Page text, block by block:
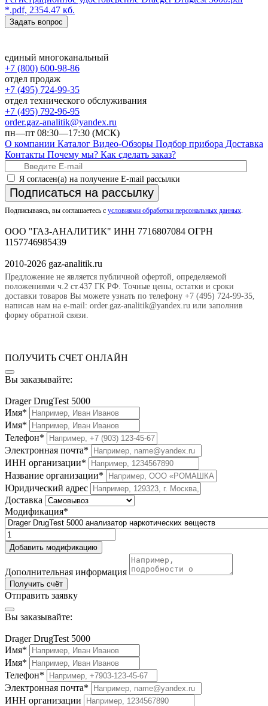
*.pdf, 2354.47 кб.
Задать вопрос
единый многоканальный
+7 (800) 600-98-86
отдел продаж
+7 (495) 724-99-35
отдел технического обслуживания
+7 (495) 792-96-95
order.gaz-analitik@yandex.ru
пн—пт 08:30—17:30 (МСК)
О компании Каталог Видео-Обзоры Подбор прибора Доставка
Контакты Почему мы? Как сделать заказ?
Я согласен(а) на получение E-mail рассылки
Подписаться на рассылку
Подписываясь, вы соглашаетесь с условиями обработки персональных данных
ООО "ГАЗ-АНАЛИТИК" ИНН 7716807084 ОГРН
1157746985439
2010-2026 gaz-analitik.ru
Предложение не является публичной офертой, определяемой
положениями ч.2 ст.437 ГК РФ. Точные цены, остатки и сроки
доставки товаров Вы можете узнать по телефону +7 (495) 724-99-35,
написав нам на e-mail: order.gaz-analitik@yandex.ru или заполнив
форму обратной связи.
ПОЛУЧИТЬ СЧЕТ ОНЛАЙН
Вы заказывайте:
Drager DrugTest 5000
Имя*
Имя*
Телефон*
Электронная почта*
ИНН организации*
Название организации*
Юридический адрес
Доставка
Модификация*
Добавить модификацию
Дополнительная информация
Получить счёт
Отправить заявку
Вы заказывайте:
Drager DrugTest 5000
Имя*
Имя*
Телефон*
Электронная почта*
ИНН организации